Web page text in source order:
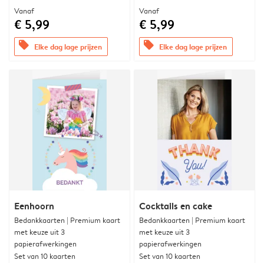
Vanaf
€ 5,99
offers Elke dag lage prijzen
Vanaf
€ 5,99
offers Elke dag lage prijzen
Eenhoorn
Bedankkaarten | Premium kaart
met keuze uit 3
papierafwerkingen
Set van 10 kaarten
Cocktails en cake
Bedankkaarten | Premium kaart
met keuze uit 3
papierafwerkingen
Set van 10 kaarten